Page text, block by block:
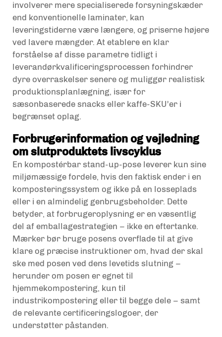
involverer mere specialiserede forsyningskæder
end konventionelle laminater, kan
leveringstiderne være længere, og priserne højere
ved lavere mængder. At etablere en klar
forståelse af disse parametre tidligt i
leverandørkvalificeringsprocessen forhindrer
dyre overraskelser senere og muliggør realistisk
produktionsplanlægning, især for
sæsonbaserede snacks eller kaffe-SKU'er i
begrænset oplag.
Forbrugerinformation og vejledning
om slutproduktets livscyklus
En kompostérbar stand-up-pose leverer kun sine
miljømæssige fordele, hvis den faktisk ender i en
komposteringssystem og ikke på en losseplads
eller i en almindelig genbrugsbeholder. Dette
betyder, at forbrugeroplysning er en væsentlig
del af emballagestrategien – ikke en eftertanke.
Mærker bør bruge posens overflade til at give
klare og præcise instruktioner om, hvad der skal
ske med posen ved dens levetids slutning –
herunder om posen er egnet til
hjemmekompostering, kun til
industrikompostering eller til begge dele – samt
de relevante certificeringslogoer, der
understøtter påstanden.